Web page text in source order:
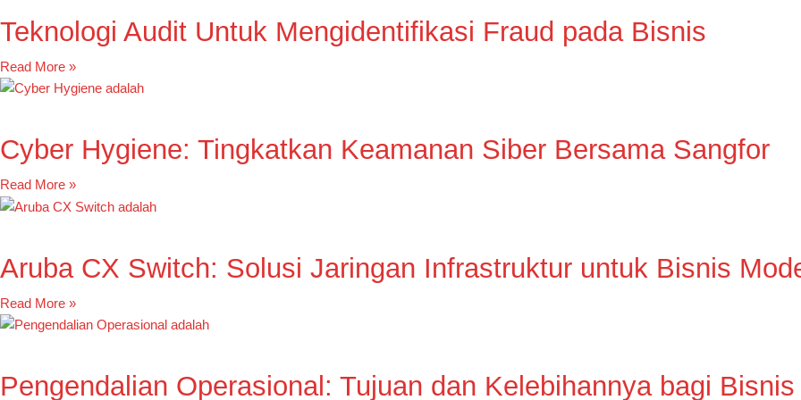
Teknologi Audit Untuk Mengidentifikasi Fraud pada Bisnis
Read More »
Cyber Hygiene: Tingkatkan Keamanan Siber Bersama Sangfor
Read More »
Aruba CX Switch: Solusi Jaringan Infrastruktur untuk Bisnis
Read More »
Pengendalian Operasional: Tujuan dan Kelebihannya bagi Bisnis